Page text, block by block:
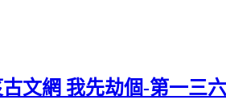
文網 我先劫個-第一三